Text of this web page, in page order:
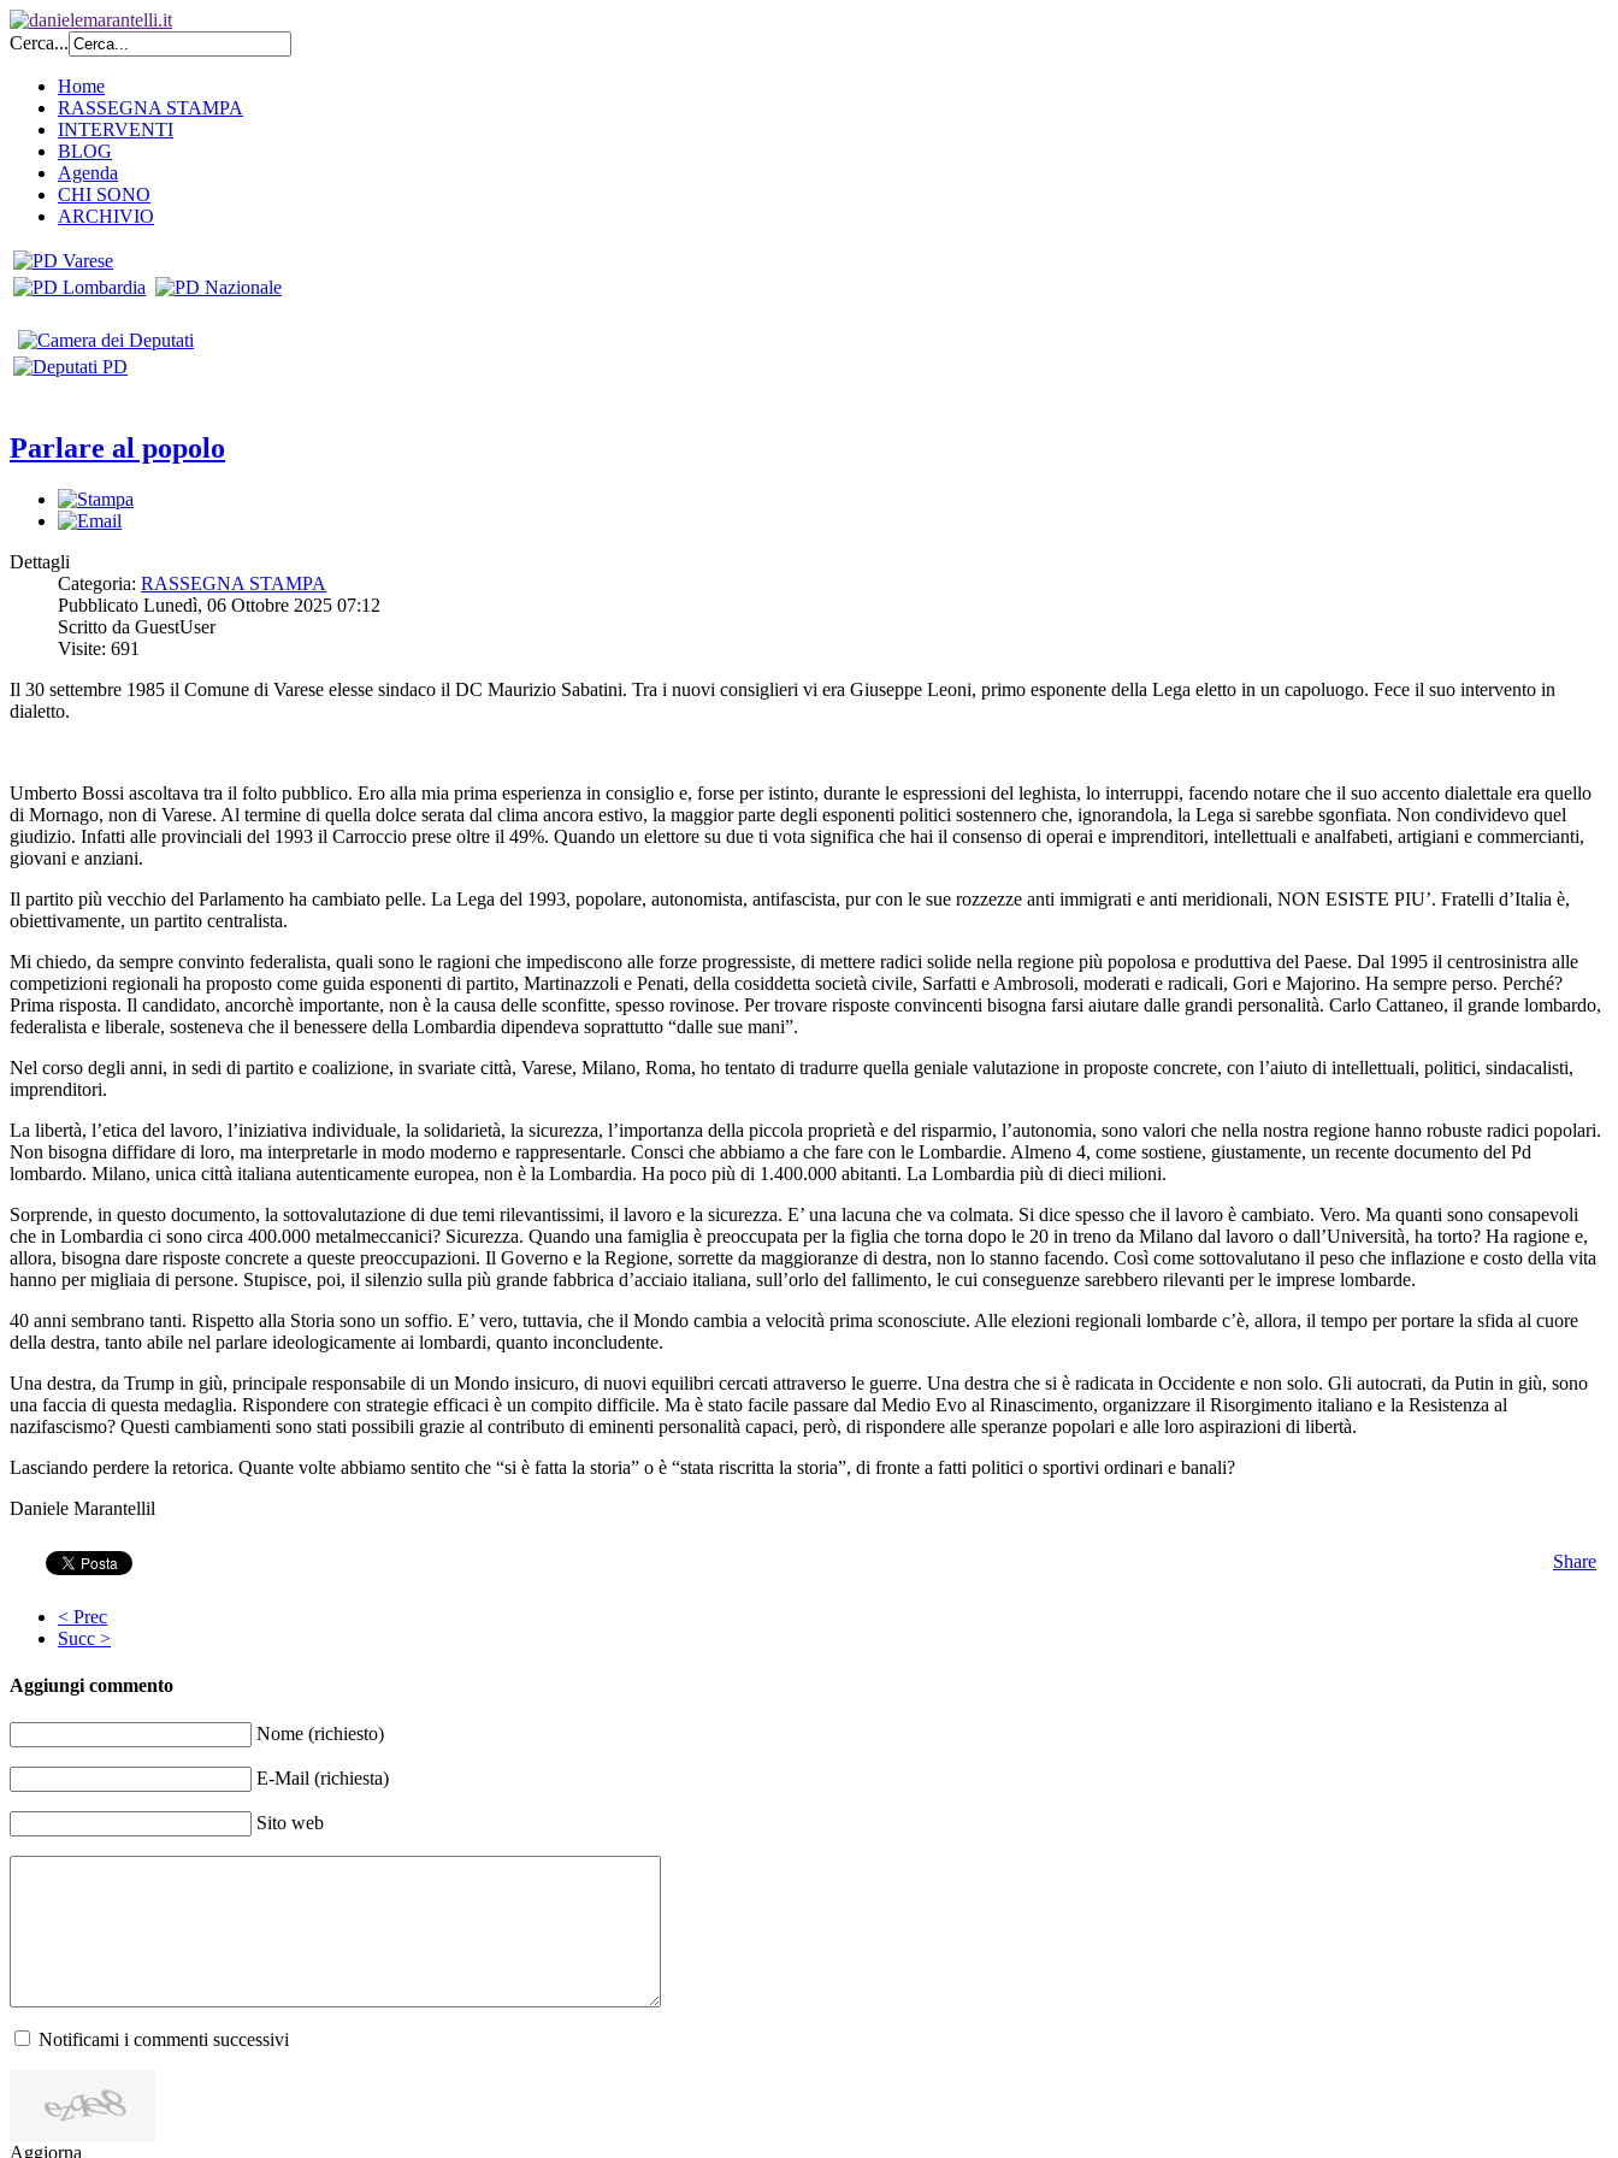
Cerca...
Home
RASSEGNA STAMPA
INTERVENTI
BLOG
Agenda
CHI SONO
ARCHIVIO
Parlare al popolo
Dettagli
Categoria: RASSEGNA STAMPA
Pubblicato Lunedì, 06 Ottobre 2025 07:12
Scritto da GuestUser
Visite: 691
Il 30 settembre 1985 il Comune di Varese elesse sindaco il DC Maurizio Sabatini. Tra i nuovi consiglieri vi era Giuseppe Leoni, primo esponente della Lega eletto in un capoluogo. Fece il suo intervento in
dialetto.
Umberto Bossi ascoltava tra il folto pubblico. Ero alla mia prima esperienza in consiglio e, forse per istinto, durante le espressioni del leghista, lo interruppi, facendo notare che il suo accento dialettale era quello
di Mornago, non di Varese. Al termine di quella dolce serata dal clima ancora estivo, la maggior parte degli esponenti politici sostennero che, ignorandola, la Lega si sarebbe sgonfiata. Non condividevo quel
giudizio. Infatti alle provinciali del 1993 il Carroccio prese oltre il 49%. Quando un elettore su due ti vota significa che hai il consenso di operai e imprenditori, intellettuali e analfabeti, artigiani e commercianti,
giovani e anziani.
Il partito più vecchio del Parlamento ha cambiato pelle. La Lega del 1993, popolare, autonomista, antifascista, pur con le sue rozzezze anti immigrati e anti meridionali, NON ESISTE PIU’. Fratelli d’Italia è,
obiettivamente, un partito centralista.
Mi chiedo, da sempre convinto federalista, quali sono le ragioni che impediscono alle forze progressiste, di mettere radici solide nella regione più popolosa e produttiva del Paese. Dal 1995 il centrosinistra alle
competizioni regionali ha proposto come guida esponenti di partito, Martinazzoli e Penati, della cosiddetta società civile, Sarfatti e Ambrosoli, moderati e radicali, Gori e Majorino. Ha sempre perso. Perché?
Prima risposta. Il candidato, ancorchè importante, non è la causa delle sconfitte, spesso rovinose. Per trovare risposte convincenti bisogna farsi aiutare dalle grandi personalità. Carlo Cattaneo, il grande lombardo,
federalista e liberale, sosteneva che il benessere della Lombardia dipendeva soprattutto “dalle sue mani”.
Nel corso degli anni, in sedi di partito e coalizione, in svariate città, Varese, Milano, Roma, ho tentato di tradurre quella geniale valutazione in proposte concrete, con l’aiuto di intellettuali, politici, sindacalisti,
imprenditori.
La libertà, l’etica del lavoro, l’iniziativa individuale, la solidarietà, la sicurezza, l’importanza della piccola proprietà e del risparmio, l’autonomia, sono valori che nella nostra regione hanno robuste radici popolari.
Non bisogna diffidare di loro, ma interpretarle in modo moderno e rappresentarle. Consci che abbiamo a che fare con le Lombardie. Almeno 4, come sostiene, giustamente, un recente documento del Pd
lombardo. Milano, unica città italiana autenticamente europea, non è la Lombardia. Ha poco più di 1.400.000 abitanti. La Lombardia più di dieci milioni.
Sorprende, in questo documento, la sottovalutazione di due temi rilevantissimi, il lavoro e la sicurezza. E’ una lacuna che va colmata. Si dice spesso che il lavoro è cambiato. Vero. Ma quanti sono consapevoli
che in Lombardia ci sono circa 400.000 metalmeccanici? Sicurezza. Quando una famiglia è preoccupata per la figlia che torna dopo le 20 in treno da Milano dal lavoro o dall’Università, ha torto? Ha ragione e,
allora, bisogna dare risposte concrete a queste preoccupazioni. Il Governo e la Regione, sorrette da maggioranze di destra, non lo stanno facendo. Così come sottovalutano il peso che inflazione e costo della vita
hanno per migliaia di persone. Stupisce, poi, il silenzio sulla più grande fabbrica d’acciaio italiana, sull’orlo del fallimento, le cui conseguenze sarebbero rilevanti per le imprese lombarde.
40 anni sembrano tanti. Rispetto alla Storia sono un soffio. E’ vero, tuttavia, che il Mondo cambia a velocità prima sconosciute. Alle elezioni regionali lombarde c’è, allora, il tempo per portare la sfida al cuore
della destra, tanto abile nel parlare ideologicamente ai lombardi, quanto inconcludente.
Una destra, da Trump in giù, principale responsabile di un Mondo insicuro, di nuovi equilibri cercati attraverso le guerre. Una destra che si è radicata in Occidente e non solo. Gli autocrati, da Putin in giù, sono
una faccia di questa medaglia. Rispondere con strategie efficaci è un compito difficile. Ma è stato facile passare dal Medio Evo al Rinascimento, organizzare il Risorgimento italiano e la Resistenza al
nazifascismo? Questi cambiamenti sono stati possibili grazie al contributo di eminenti personalità capaci, però, di rispondere alle speranze popolari e alle loro aspirazioni di libertà.
Lasciando perdere la retorica. Quante volte abbiamo sentito che “si è fatta la storia” o è “stata riscritta la storia”, di fronte a fatti politici o sportivi ordinari e banali?
Daniele Marantellil
Share
< Prec
Succ >
Aggiungi commento
Nome (richiesto)
E-Mail (richiesta)
Sito web
Notificami i commenti successivi
Aggiorna